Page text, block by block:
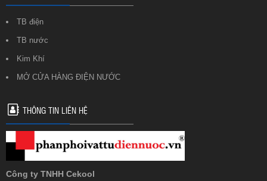
TB điện
TB nước
Kim Khí
MỞ CỬA HÀNG ĐIỆN NƯỚC
THÔNG TIN LIÊN HỆ
Công ty TNHH Cekool